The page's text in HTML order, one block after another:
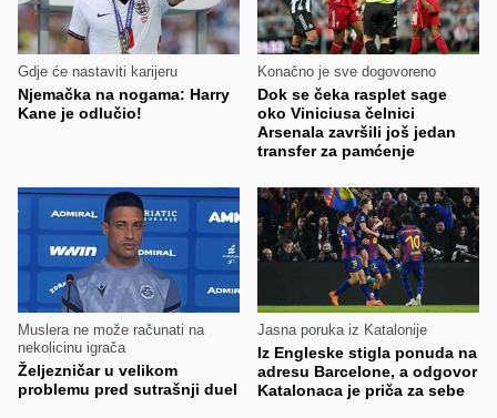
Gdje će nastaviti karijeru
Njemačka na nogama: Harry
Kane je odlučio!
Konačno je sve dogovoreno
Dok se čeka rasplet sage
oko Viniciusa čelnici
Arsenala završili još jedan
transfer za pamćenje
Muslera ne može računati na
nekolicinu igrača
Željezničar u velikom
problemu pred sutrašnji duel
Jasna poruka iz Katalonije
Iz Engleske stigla ponuda na
adresu Barcelone, a odgovor
Katalonaca je priča za sebe